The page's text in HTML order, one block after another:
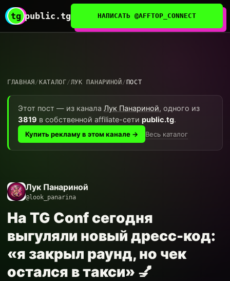
tg public.tg НАПИСАТЬ @AFFTOP_CONNECT
ГЛАВНАЯ / КАТАЛОГ/ЛУК ПАНАРИНОЙ / ПОСТ
Этот пост — из канала Лук Панариной, одного из
3819 в собственной affiliate-сети public.tg.
Купить рекламу в этом канале → Весь каталог
Лук Панариной
@look_panarina
На TG Conf сегодня
выгуляли новый дресс-код:
«я закрыл раунд, но чек
остался в такси» 💅